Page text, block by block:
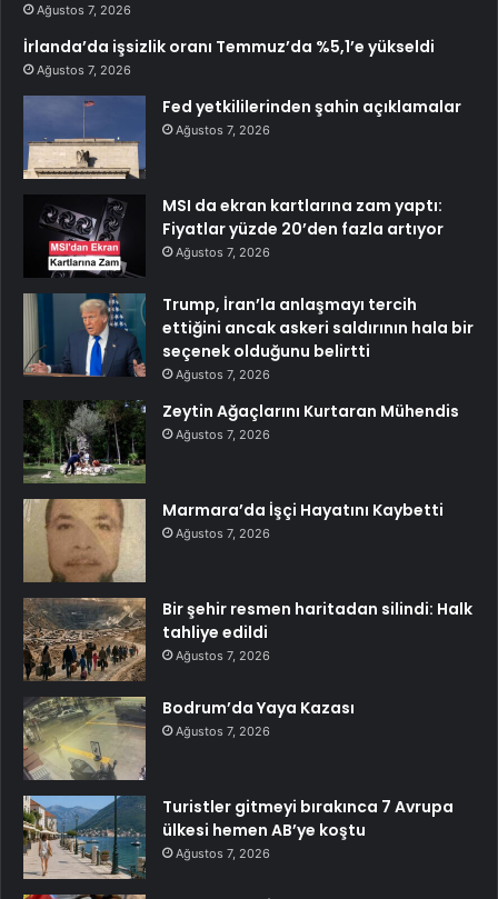
Ağustos 7, 2026
İrlanda’da işsizlik oranı Temmuz’da %5,1’e yükseldi
Ağustos 7, 2026
Fed yetkililerinden şahin açıklamalar
Ağustos 7, 2026
MSI da ekran kartlarına zam yaptı:
Fiyatlar yüzde 20’den fazla artıyor
Ağustos 7, 2026
Trump, İran’la anlaşmayı tercih
ettiğini ancak askeri saldırının hala bir
seçenek olduğunu belirtti
Ağustos 7, 2026
Zeytin Ağaçlarını Kurtaran Mühendis
Ağustos 7, 2026
Marmara’da İşçi Hayatını Kaybetti
Ağustos 7, 2026
Bir şehir resmen haritadan silindi: Halk
tahliye edildi
Ağustos 7, 2026
Bodrum’da Yaya Kazası
Ağustos 7, 2026
Turistler gitmeyi bırakınca 7 Avrupa
ülkesi hemen AB’ye koştu
Ağustos 7, 2026